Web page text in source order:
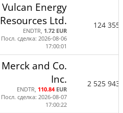
Vulcan Energy
Resources Ltd.
ENDTR, 1.72 EUR
Посл. сделка: 2026-08-06
17:00:01
124 355
Merck and Co.
Inc.
ENDTR, 110.84EUR
Посл. сделка: 2026-08-07
17:00:22
2 525 943